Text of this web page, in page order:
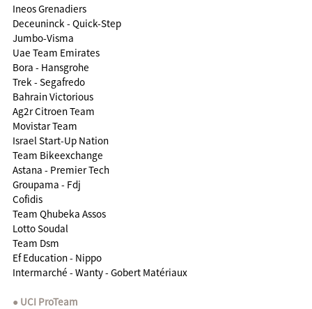
Ineos Grenadiers
Deceuninck - Quick-Step
Jumbo-Visma
Uae Team Emirates
Bora - Hansgrohe
Trek - Segafredo
Bahrain Victorious
Ag2r Citroen Team
Movistar Team
Israel Start-Up Nation
Team Bikeexchange
Astana - Premier Tech
Groupama - Fdj
Cofidis
Team Qhubeka Assos
Lotto Soudal
Team Dsm
Ef Education - Nippo
Intermarché - Wanty - Gobert Matériaux
UCI ProTeam